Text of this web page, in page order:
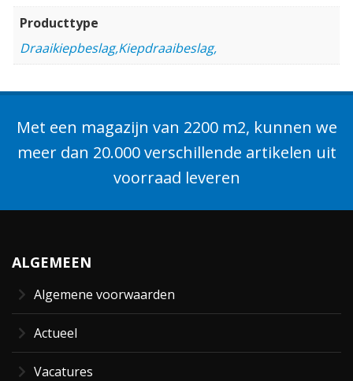
Producttype
Draaikiepbeslag,Kiepdraaibeslag,
Met een magazijn van 2200 m2, kunnen we
meer dan 20.000 verschillende artikelen uit
voorraad leveren
ALGEMEEN
Algemene voorwaarden
Actueel
Vacatures